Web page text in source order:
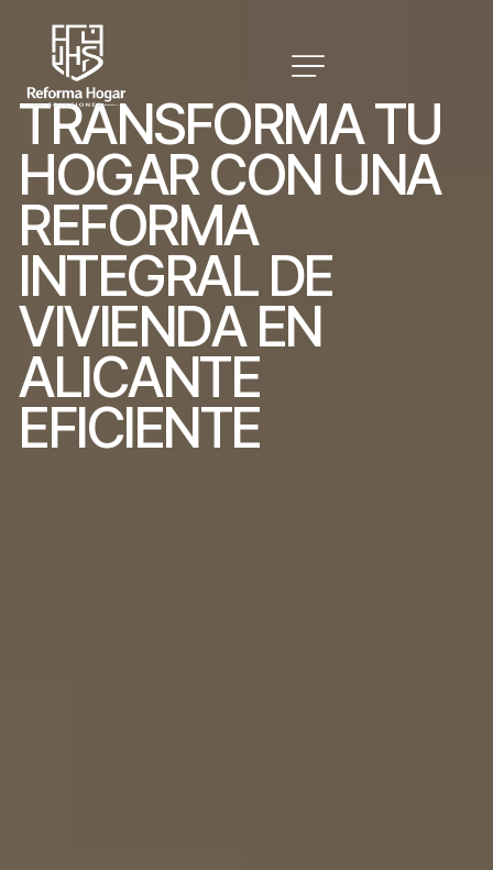
TRANSFORMATU
HOGARCON UNA
REFORMA
INTEGRAL DE
VIVIENDA EN
ALICANTE
EFICIENTE